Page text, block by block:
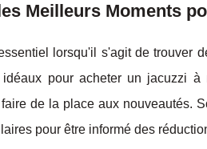
Meilleurs Moments
lorsqu'il s'agit de trouver
idéaux pour acheter un jacuzzi
de la place aux nouveautés.
pour être informé des